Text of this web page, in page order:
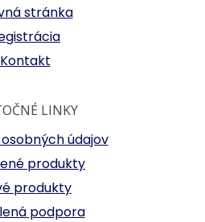
stránka
Kontakt
LINKY
údajov
produkty
produkty
podpora